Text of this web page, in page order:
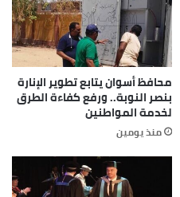
محافظ أسوان يتابع تطوير الإنارة
بنصر النوبة.. ورفع كفاءة الطرق
لخدمة المواطنين
منذ يومين